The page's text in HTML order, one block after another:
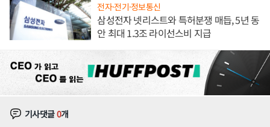
전자·전기·정보통신
삼성전자 넷리스트와 특허분쟁 매듭, 5년 동
안 최대 1.3조 라이선스비 지급
기사댓글0개